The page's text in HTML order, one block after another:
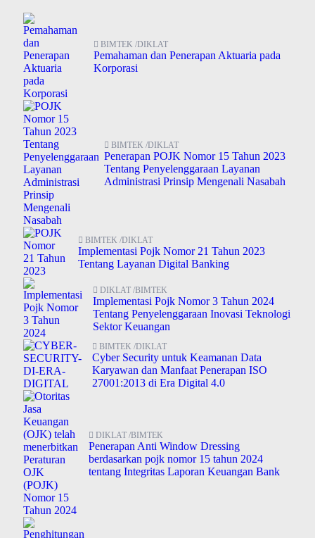
BIMTEK /DIKLAT
Pemahaman dan Penerapan Aktuaria pada
Korporasi
BIMTEK /DIKLAT
Penerapan POJK Nomor 15 Tahun 2023
Tentang Penyelenggaraan Layanan
Administrasi Prinsip Mengenali Nasabah
BIMTEK /DIKLAT
Implementasi Pojk Nomor 21 Tahun 2023
Tentang Layanan Digital Banking
DIKLAT /BIMTEK
Implementasi Pojk Nomor 3 Tahun 2024
Tentang Penyelenggaraan Inovasi Teknologi
Sektor Keuangan
BIMTEK /DIKLAT
Cyber Security untuk Keamanan Data
Karyawan dan Manfaat Penerapan ISO
27001:2013 di Era Digital 4.0
DIKLAT /BIMTEK
Penerapan Anti Window Dressing
berdasarkan pojk nomor 15 tahun 2024
tentang Integritas Laporan Keuangan Bank